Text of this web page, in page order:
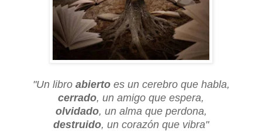
"Un libro abiertoes un cerebro que habla,
cerrado, un amigo que espera,
olvidado, un alma que perdona,
destruido, un corazón que vibra"